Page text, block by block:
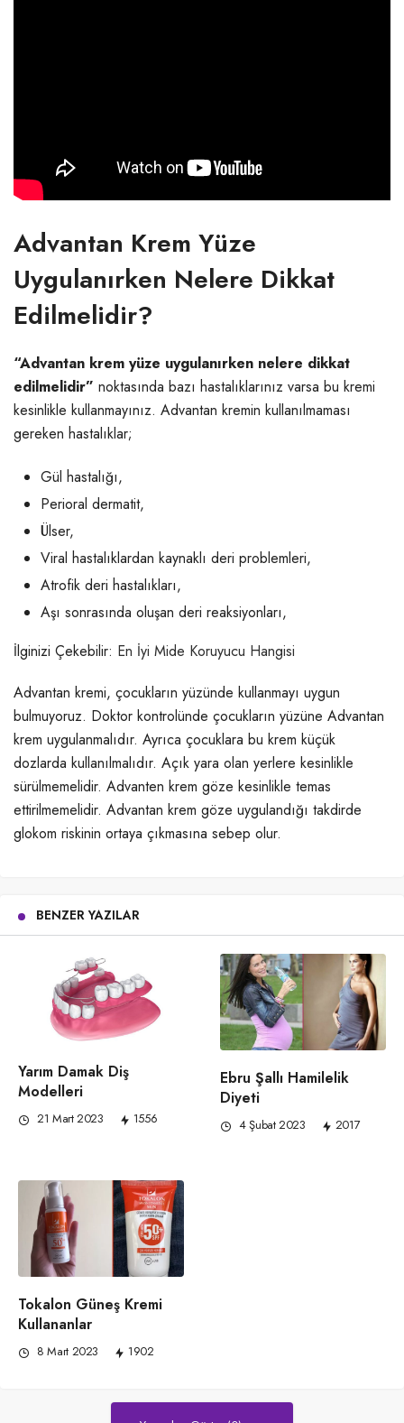
Advantan Krem Yüze
Uygulanırken Nelere Dikkat
Edilmelidir?
“Advantan krem yüze uygulanırken nelere dikkat
edilmelidir” noktasında bazı hastalıklarınız varsa bu kremi
kesinlikle kullanmayınız. Advantan kremin kullanılmaması
gereken hastalıklar;
Gül hastalığı,
Perioral dermatit,
Ülser,
Viral hastalıklardan kaynaklı deri problemleri,
Atrofik deri hastalıkları,
Aşı sonrasında oluşan deri reaksiyonları,
İlginizi Çekebilir: En İyi Mide Koruyucu Hangisi
Advantan kremi, çocukların yüzünde kullanmayı uygun
bulmuyoruz. Doktor kontrolünde çocukların yüzüne Advantan
krem uygulanmalıdır. Ayrıca çocuklara bu krem küçük
dozlarda kullanılmalıdır. Açık yara olan yerlere kesinlikle
sürülmemelidir. Advanten krem göze kesinlikle temas
ettirilmemelidir. Advantan krem göze uygulandığı takdirde
glokom riskinin ortaya çıkmasına sebep olur.
BENZER YAZILAR
Yarım Damak Diş
Modelleri
21 Mart 2023 1556
Ebru Şallı Hamilelik
Diyeti
4 Şubat 2023 2017
Tokalon Güneş Kremi
Kullananlar
8 Mart 2023 1902